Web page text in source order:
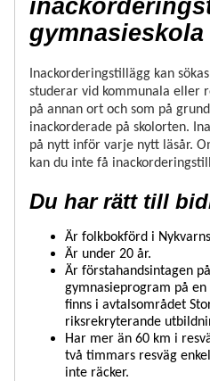
gymnasieskola
Inackorderingstillägg kan
studerar vid kommunala eller
på annan ort och som på
inackorderade på skolorten.
på nytt inför varje nytt läsår.
kan du inte få
Du har rätt till
Är folkbokförd i
Är under 20 år.
Är förstahandsintagen
gymnasieprogram på
finns i avtalsområdet
riksrekryterande
Har mer än 60 km i
två timmars resväg
inte räcker.